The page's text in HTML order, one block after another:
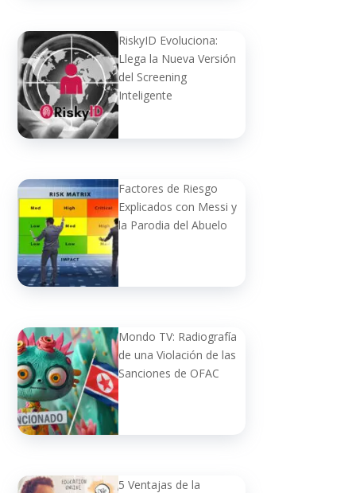
RiskyID Evoluciona:
Llega la Nueva Versión
del Screening
Inteligente
Factores de Riesgo
Explicados con Messi y
la Parodia del Abuelo
Mondo TV: Radiografía
de una Violación de las
Sanciones de OFAC
5 Ventajas de la